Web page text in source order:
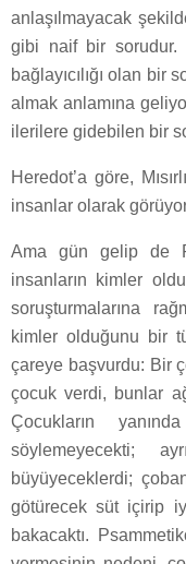
anlaşılmayacak
gibi naif bir
bağlayıcılığı olan bir
almak anlamına
ilerilere gidebilen bir
Heredot’a göre,
insanlar olarak
Ama gün gelip de
insanların kimler
soruşturmalarına
kimler olduğunu bir
çareye başvurdu: Bir
çocuk verdi, bunlar
Çocukların
söylemeyecekti;
büyüyeceklerdi;
götürecek süt içirip
bakacaktı.